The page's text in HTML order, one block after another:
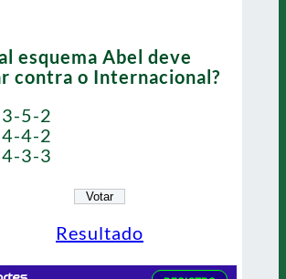
esquema Abel deve
contra o Internacional?
3-5-2
4-4-2
4-3-3
Resultado